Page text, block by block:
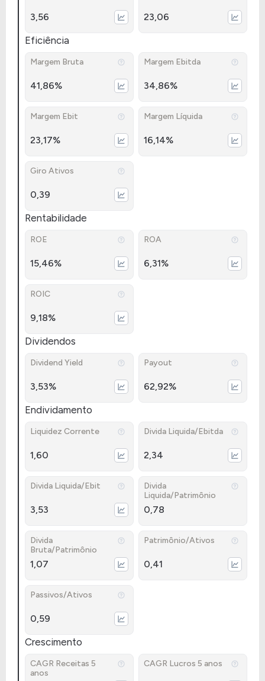
3,56 23,06
Eficiência
Margem Bruta
41,86%
Margem Ebitda
34,86%
Margem Ebit
23,17%
Margem Líquida
16,14%
Giro Ativos
0,39
Rentabilidade
ROE
15,46%
ROA
6,31%
ROIC
9,18%
Dividendos
Dividend Yield
3,53%
Payout
62,92%
Endividamento
Liquidez Corrente
1,60
Divida Liquida/Ebitda
2,34
Divida Liquida/Ebit
3,53
Divida
Liquida/Patrimônio
0,78
Divida
Bruta/Patrimônio
1,07
Patrimônio/Ativos
0,41
Passivos/Ativos
0,59
Crescimento
CAGR Receitas 5
anos
CAGR Lucros 5 anos